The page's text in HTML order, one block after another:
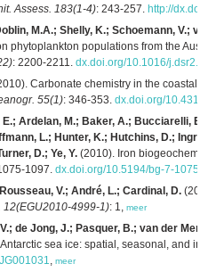
Assess. 183(1-4): 243-257. http://
M.A.; Shelly, K.; Schoemann, V.;
phytoplankton populations from the
: 2200-2211. dx.doi.org/10.1016/
Carbonate chemistry in the coastal
55(1): 346-353. dx.doi.org/
Ardelan, M.; Baker, A.; Bucciarelli,
L.; Hunter, K.; Hutchins, D.;
D.; Ye, Y. (2010). Iron
1097. dx.doi.org/10.5194/bg-7-1075-
V.; André, L.; Cardinal, D.
12(EGU2010-4999-1): 1, meer
de Jong, J.; Pasquer, B.; van der
sea ice: spatial, seasonal, and
, meer